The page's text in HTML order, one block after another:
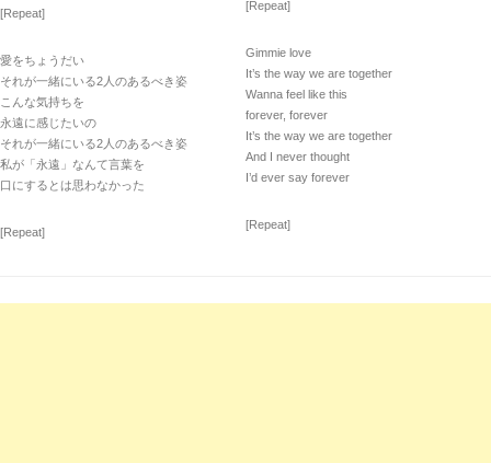
[Repeat]
愛をちょうだい
それが一緒にいる2人のあるべき姿
こんな気持ちを
永遠に感じたいの
それが一緒にいる2人のあるべき姿
私が「永遠」なんて言葉を
口にするとは思わなかった
[Repeat]
[Repeat]
Gimmie love
It’s the way we are together
Wanna feel like this
forever, forever
It’s the way we are together
And I never thought
I’d ever say forever
[Repeat]